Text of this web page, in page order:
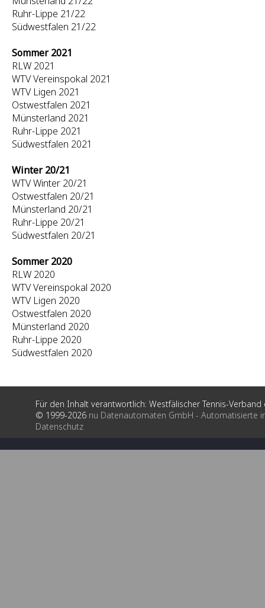
Ruhr-Lippe 21/22
Südwestfalen 21/22
Sommer 2021
RLW 2021
WTV Vereinspokal 2021
WTV Ligen 2021
Ostwestfalen 2021
Münsterland 2021
Ruhr-Lippe 2021
Südwestfalen 2021
Winter 20/21
WTV Winter 20/21
Ostwestfalen 20/21
Münsterland 20/21
Ruhr-Lippe 20/21
Südwestfalen 20/21
Sommer 2020
RLW 2020
WTV Vereinspokal 2020
WTV Ligen 2020
Ostwestfalen 2020
Münsterland 2020
Ruhr-Lippe 2020
Südwestfalen 2020
Für den Inhalt verantwortlich: Westfälischer Tennis-Verband
© 1999-2026 nu Datenautomaten GmbH - Automatisierte
Datenschutz